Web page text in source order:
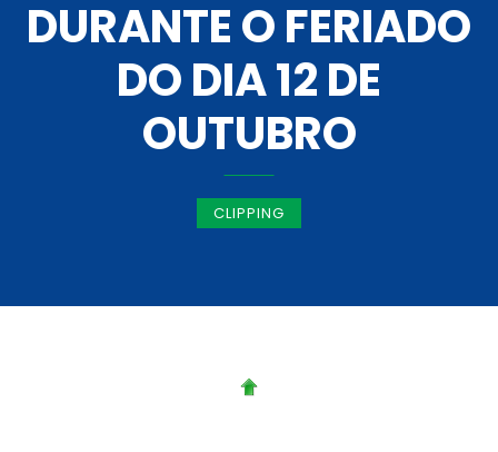
DURANTE O FERIADO
DO DIA 12 DE
OUTUBRO
CLIPPING